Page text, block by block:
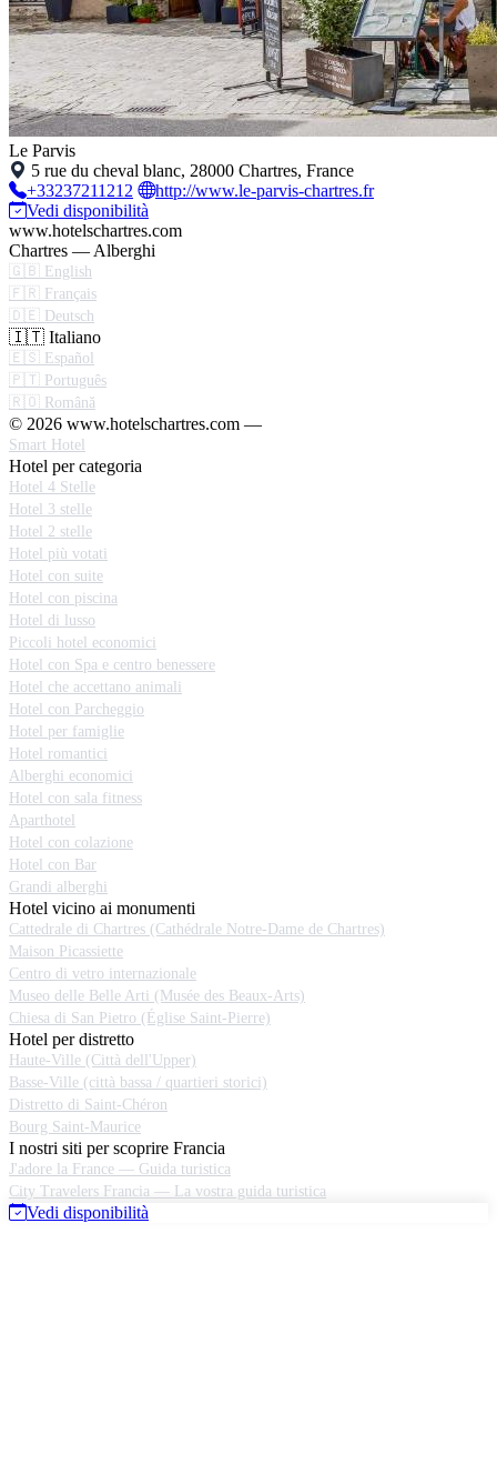
Le Parvis
5 rue du cheval blanc, 28000 Chartres, France
+33237211212
http://www.le-parvis-chartres.fr
Vedi disponibilità
www.hotelschartres.com
Chartres — Alberghi
🇬🇧 English
🇫🇷 Français
🇩🇪 Deutsch
🇮🇹 Italiano
🇪🇸 Español
🇵🇹 Português
🇷🇴 Română
© 2026 www.hotelschartres.com —
Smart Hotel
Hotel per categoria
Hotel 4 Stelle
Hotel 3 stelle
Hotel 2 stelle
Hotel più votati
Hotel con suite
Hotel con piscina
Hotel di lusso
Piccoli hotel economici
Hotel con Spa e centro benessere
Hotel che accettano animali
Hotel con Parcheggio
Hotel per famiglie
Hotel romantici
Alberghi economici
Hotel con sala fitness
Aparthotel
Hotel con colazione
Hotel con Bar
Grandi alberghi
Hotel vicino ai monumenti
Cattedrale di Chartres (Cathédrale Notre-Dame de Chartres)
Maison Picassiette
Centro di vetro internazionale
Museo delle Belle Arti (Musée des Beaux-Arts)
Chiesa di San Pietro (Église Saint-Pierre)
Hotel per distretto
Haute-Ville (Città dell'Upper)
Basse-Ville (città bassa / quartieri storici)
Distretto di Saint-Chéron
Bourg Saint-Maurice
I nostri siti per scoprire Francia
J'adore la France — Guida turistica
City Travelers Francia — La vostra guida turistica
Vedi disponibilità